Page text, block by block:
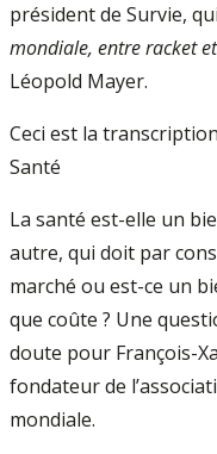
président de Survie,
mondiale, entre racket
Léopold Mayer.
Ceci est la
Santé
La santé est-elle un
autre, qui doit par
marché ou est-ce un
que coûte ? Une
doute pour François-
fondateur de
mondiale.